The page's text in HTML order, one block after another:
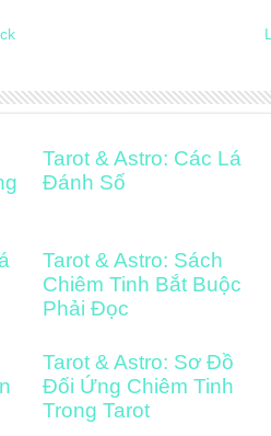
Tarot & Astro: Các Lá
Đánh Số
Tarot & Astro: Sách
Chiêm Tinh Bắt Buộc
Phải Đọc
Tarot & Astro: Sơ Đồ
Đối Ứng Chiêm Tinh
Trong Tarot